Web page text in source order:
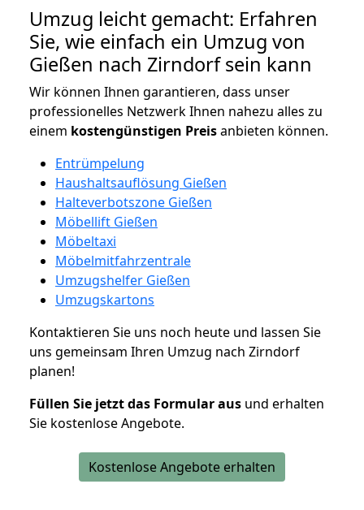
Umzug leicht gemacht: Erfahren
Sie, wie einfach ein Umzug von
Gießen nach Zirndorf sein kann
Wir können Ihnen garantieren, dass unser
professionelles Netzwerk Ihnen nahezu alles zu
einem kostengünstigen Preisanbieten können.
Entrümpelung
Haushaltsauflösung Gießen
Halteverbotszone Gießen
Möbellift Gießen
Möbeltaxi
Möbelmitfahrzentrale
Umzugshelfer Gießen
Umzugskartons
Kontaktieren Sie uns noch heute und lassen Sie
uns gemeinsam Ihren Umzug nach Zirndorf
planen!
Füllen Sie jetzt das Formular aus und erhalten
Sie kostenlose Angebote.
Kostenlose Angebote erhalten